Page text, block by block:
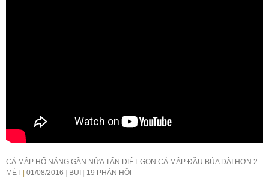
CÁ MẬP HỔ NẶNG GẦN NỬA TẤN DIỆT GỌN CÁ MẬP ĐẦU BÚA DÀI HƠN 2
MÉT
01/08/2016 BUI 19 PHẢN HỒI